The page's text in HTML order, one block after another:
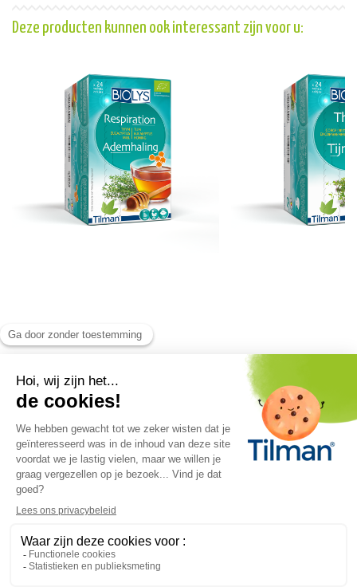
Deze producten kunnen ook interessant zijn voor u:
Biolysis een product van het
Tilman laboratorium.
Alle rechten voorbehouden. © 2026
Tilman